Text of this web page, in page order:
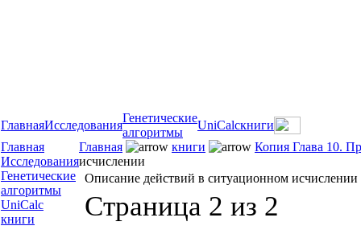
ГлавнаяИсследования
Генетические
алгоритмы
UniCalcкниги
Главная
Исследования
Генетические
алгоритмы
UniCalc
книги
Главная книги
Копия Глава 10.
исчислении
Описание действий в ситуационном исчислении
Страница 2 из 2